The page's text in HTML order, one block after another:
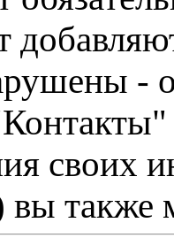
-
своих
вы также